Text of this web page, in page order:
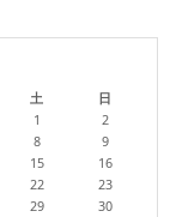
土 日
1
2
8
9
15
16
22
23
29
30